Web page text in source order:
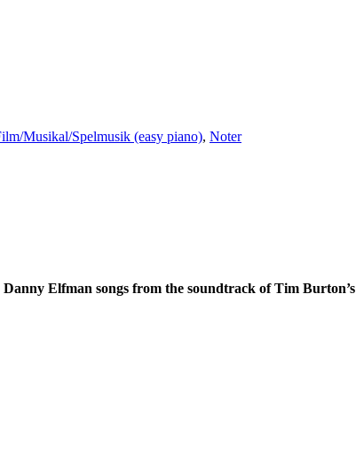
Musikal/Spelmusik (easy piano), Noter
Elfman songs from the soundtrack of Tim